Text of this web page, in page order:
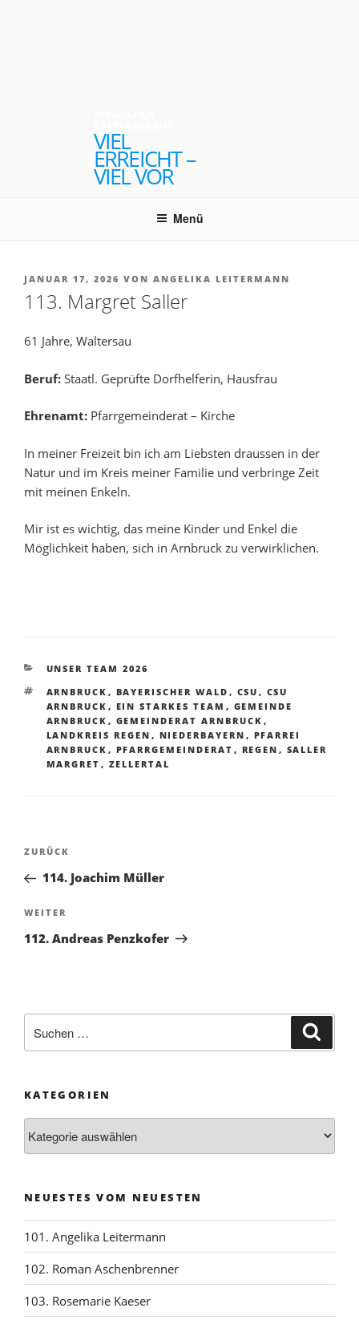
VIEL
ERREICHT –
VIEL VOR
Menü
VERÖFFENTLICHT
JANUAR 17, 2026 VON ANGELIKA LEITERMANN
113. Margret Saller
61 Jahre, Waltersau
Beruf: Staatl. Geprüfte Dorfhelferin, Hausfrau
Ehrenamt: Pfarrgemeinderat – Kirche
In meiner Freizeit bin ich am Liebsten draussen in der
Natur und im Kreis meiner Familie und verbringe Zeit
mit meinen Enkeln.
Mir ist es wichtig, das meine Kinder und Enkel die
Möglichkeit haben, sich in Arnbruck zu verwirklichen.
KATEGORIEN
UNSER TEAM 2026
SCHLAGWÖRTER
ARNBRUCK , BAYERISCHER WALD , CSU , CSU
ARNBRUCK , EIN STARKES TEAM , GEMEINDE
ARNBRUCK , GEMEINDERAT ARNBRUCK ,
LANDKREIS REGEN , NIEDERBAYERN , PFARREI
ARNBRUCK , PFARRGEMEINDERAT , REGEN , SALLER
MARGRET , ZELLERTAL
Beitragsnavigation
Vorheriger
Beitrag
ZURÜCK
114. Joachim Müller
Nächster
Beitrag
WEITER
112. Andreas Penzkofer
nach:
KATEGORIEN
NEUESTES VOM NEUESTEN
101. Angelika Leitermann
102. Roman Aschenbrenner
103. Rosemarie Kaeser